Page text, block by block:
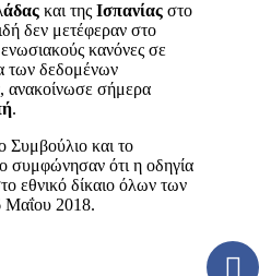
και της Ισπανίας στο
δεν μετέφεραν στο
ενωσιακούς κανόνες σε
των δεδομένων
ανακοίνωσε σήμερα
.
Συμβούλιο και το
συμφώνησαν ότι η οδηγία
εθνικό δίκαιο όλων των
Μαΐου 2018.